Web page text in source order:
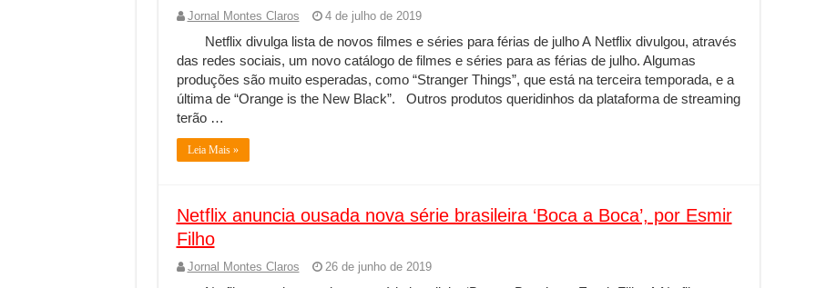
Jornal Montes Claros 4 de julho de 2019
Netflix divulga lista de novos filmes e séries para férias de julho A Netflix divulgou, através
das redes sociais, um novo catálogo de filmes e séries para as férias de julho. Algumas
produções são muito esperadas, como “Stranger Things”, que está na terceira temporada, e a
última de “Orange is the New Black”. Outros produtos queridinhos da plataforma de streaming
terão …
Leia Mais »
Netflix anuncia ousada nova série brasileira ‘Boca a Boca’, por Esmir
Filho
Jornal Montes Claros 26 de junho de 2019